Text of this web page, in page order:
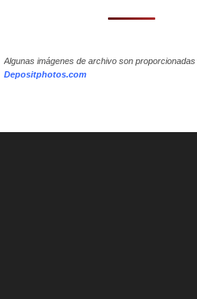
Algunas imágenes de archivo son proporcionadas
Depositphotos.com